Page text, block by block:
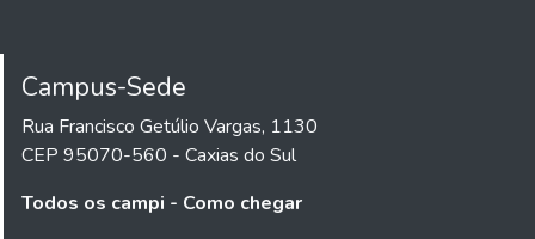
Campus-Sede
Rua Francisco Getúlio Vargas, 1130
CEP 95070-560 - Caxias do Sul
Todos os campi - Como chegar